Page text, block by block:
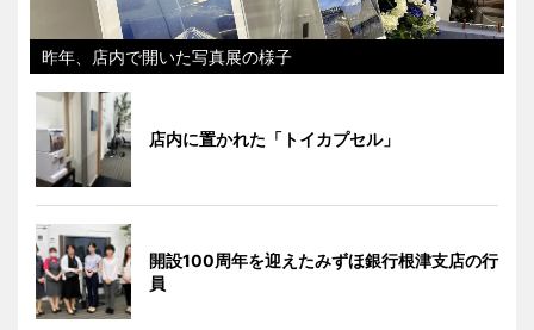
昨年、店内で開いた写真展の様子
店内に置かれた「トイカプセル」
開設100周年を迎えたみずほ銀行根津支店の行
員